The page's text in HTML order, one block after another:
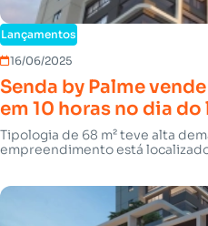
Lançamentos
16/06/2025
Senda by Palme
em 10 horas no dia
Tipologia de 68 m² teve alta
empreendimento está